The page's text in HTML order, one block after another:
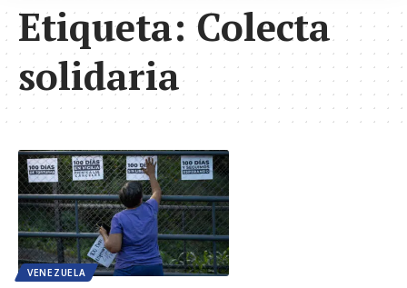
Etiqueta: Colecta
solidaria
VENEZUELA